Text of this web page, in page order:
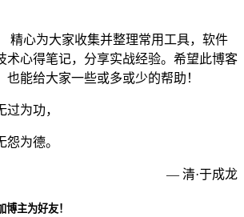
精心为大家收集并整理常用工具，软件
术心得笔记，分享实战经验。希望此博客
能给大家一些或多或少的帮助！
为功，
为德。
— 清·于成龙
主为好友！